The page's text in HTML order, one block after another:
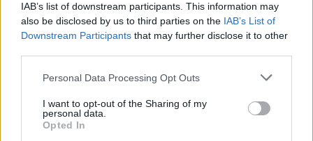
IAB’s list of downstream participants. This information may
also be disclosed by us to third parties on the IAB’s List of
Downstream Participants that may further disclose it to other
Please note that this website/app uses one or more Google
not limited to your visit or usage behaviour. You may click to
grant or deny consent to Google and its third-party tags to
use your data for below specified purposes in below Google
Personal Data Processing Opt Outs
I want to opt-out of the Sharing of my
personal data.
Opted In
Notizie in tempo reale?
Entra nel canale telegram di